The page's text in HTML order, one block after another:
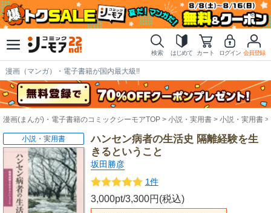
検索 はじめて カート ログイン 会員登録
漫画（マンガ）・電子書籍が国内最大級!!
漫画(まんが)・電子書籍のコミックシーモアTOP 小説・実用書 小説・実用書
ハンセン病者の生活史 隔離経験を生
きるということ
坂田勝彦
1件
3,000pt/3,300円(税込)
小説・実用書